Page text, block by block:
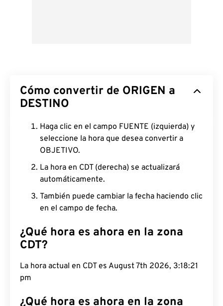
Cómo convertir de ORIGEN a
DESTINO
Haga clic en el campo FUENTE (izquierda) y
seleccione la hora que desea convertir a
OBJETIVO.
La hora en CDT (derecha) se actualizará
automáticamente.
También puede cambiar la fecha haciendo clic
en el campo de fecha.
¿Qué hora es ahora en la zona
CDT?
La hora actual en CDT es August 7th 2026, 3:18:22
pm
¿Qué hora es ahora en la zona